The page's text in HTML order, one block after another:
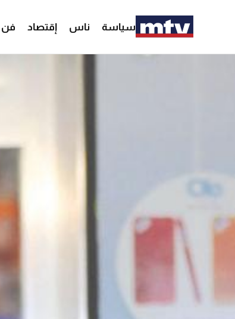
سياسة ناس إقتصاد فن